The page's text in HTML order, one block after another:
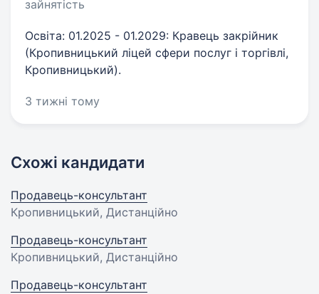
зайнятість
Освіта: 01.2025 - 01.2029: Кравець закрійник
(Кропивницький ліцей сфери послуг і торгівлі,
Кропивницький).
3 тижні тому
Схожі кандидати
Продавець-консультант
Кропивницький, Дистанційно
Продавець-консультант
Кропивницький, Дистанційно
Продавець-консультант